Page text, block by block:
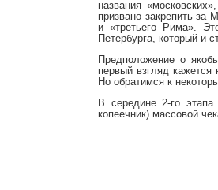
названия
призвано закрепить за
и «третьего Рима».
Петербурга, который и
Предположение о
первый взгляд кажется
Но обратимся к
В середине 2-го
копеечник) массовой